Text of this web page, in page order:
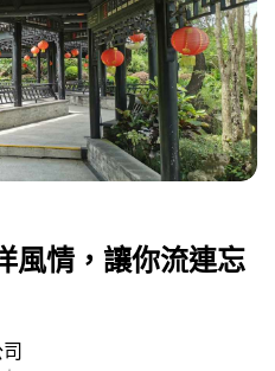
風情，讓你流連忘